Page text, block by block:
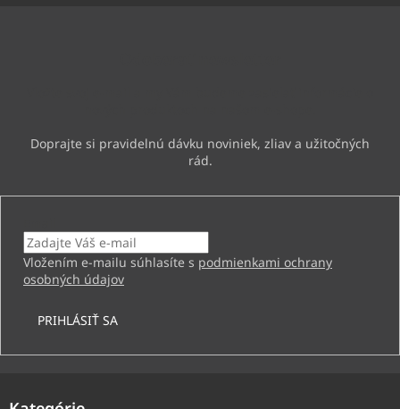
Vložením e-mailu súhlasíte s podmienkami ochrany
osobných údajov
PRIHLÁSIŤ SA